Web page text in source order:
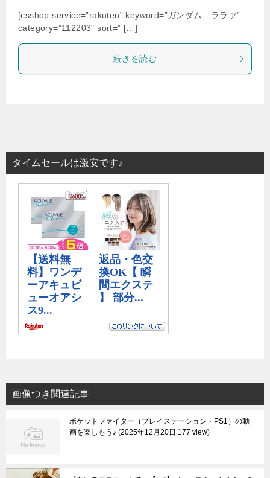
[csshop service=”rakuten” keyword=”ガンダム ララァ”
category=”112203″ sort=” […]
続きを読む
タイムセールは激安です♪
画像つき関連記事
ポケットファイター（プレイステーション・PS1）の動
画を楽しもう♪ 2025年12月20日 177 view